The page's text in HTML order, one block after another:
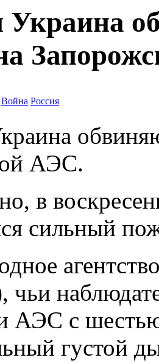
Украина
Война Россия
АЭС.
в
сильный
АЭС с
густой